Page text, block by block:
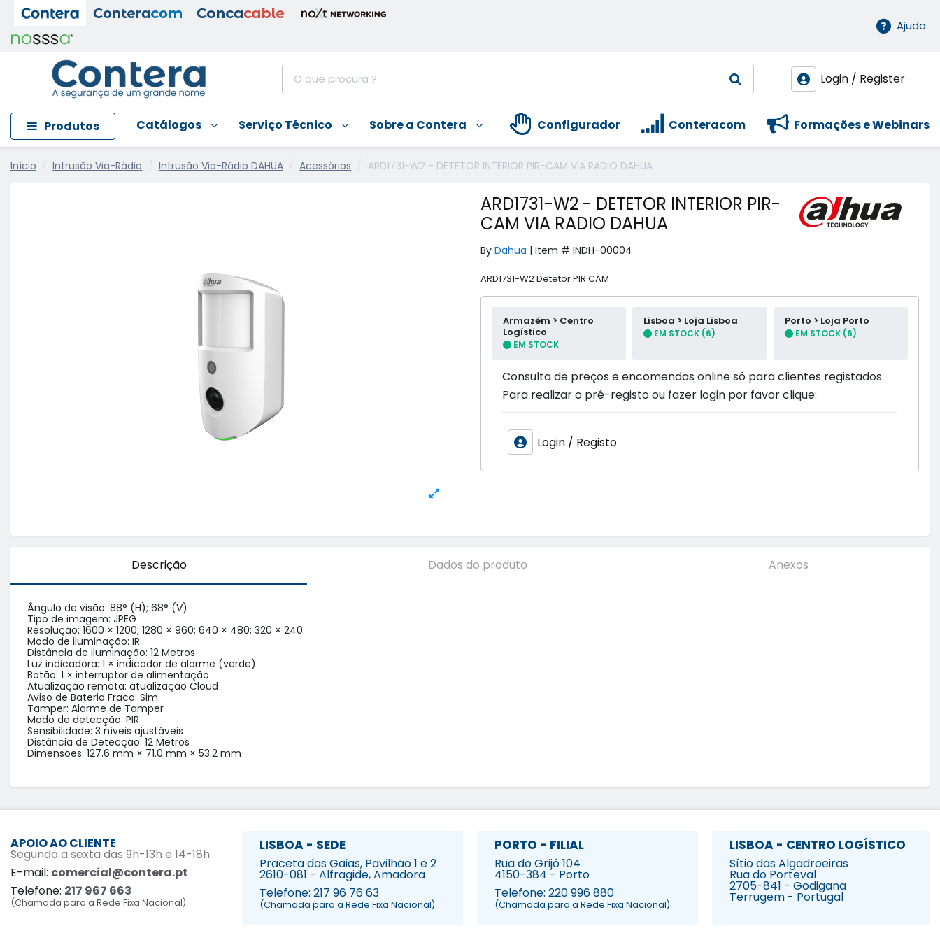
Ajuda
Login / Register
Produtos Catálogos Serviço Técnico Sobre a Contera Formações e Webinars
Conteracom
Configurador
Início Intrusão Via-Rádio Intrusão Via-Rádio DAHUA Acessórios ARD1731-W2 - DETETOR INTERIOR PIR-CAM VIA RADIO DAHUA
ARD1731-W2 - DETETOR INTERIOR PIR-
CAM VIA RADIO DAHUA
By Dahua | Item # INDH-00004
ARD1731-W2 Detetor PIR CAM
Armazém > Centro
Logístico
EM STOCK
Lisboa > Loja Lisboa
EM STOCK (6)
Porto > Loja Porto
EM STOCK (6)
Consulta de preços e encomendas online só para clientes registados.
Para realizar o pré-registo ou fazer login por favor clique:
Login / Registo
Descrição Dados do produto Anexos
Ângulo de visão: 88° (H); 68° (V)
Tipo de imagem: JPEG
Resolução: 1600 × 1200; 1280 × 960; 640 × 480; 320 × 240
Modo de iluminação: IR
Distância de iluminação: 12 Metros
Luz indicadora: 1 × indicador de alarme (verde)
Botão: 1 × interruptor de alimentação
Atualização remota: atualização Cloud
Aviso de Bateria Fraca: Sim
Tamper: Alarme de Tamper
Modo de detecção: PIR
Sensibilidade: 3 níveis ajustáveis
Distância de Detecção: 12 Metros
Dimensões: 127.6 mm × 71.0 mm × 53.2 mm
APOIO AO CLIENTE
Segunda a sexta das 9h-13h e 14-18h
E-mail: comercial@contera.pt
Telefone: 217 967 663
(Chamada para a Rede Fixa Nacional)
LISBOA - SEDE
Praceta das Gaias, Pavilhão 1 e 2
2610-081 - Alfragide, Amadora
Telefone: 217 96 76 63
(Chamada para a Rede Fixa Nacional)
PORTO - FILIAL
Rua do Grijó 104
4150-384 - Porto
Telefone: 220 996 880
(Chamada para a Rede Fixa Nacional)
LISBOA - CENTRO LOGÍSTICO
Sítio das Algadroeiras
Rua do Porteval
2705-841 - Godigana
Terrugem - Portugal